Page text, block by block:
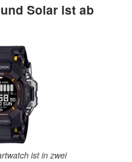
Solar ist ab
ist in zwei